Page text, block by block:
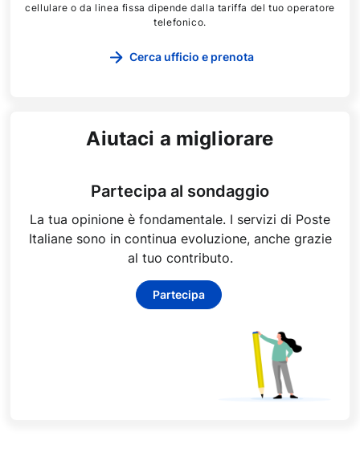
cellulare o da linea fissa dipende dalla tariffa del tuo operatore
telefonico.
Cerca ufficio e prenota
Aiutaci a migliorare
Partecipa al sondaggio
La tua opinione è fondamentale. I servizi di Poste
Italiane sono in continua evoluzione, anche grazie
al tuo contributo.
Partecipa